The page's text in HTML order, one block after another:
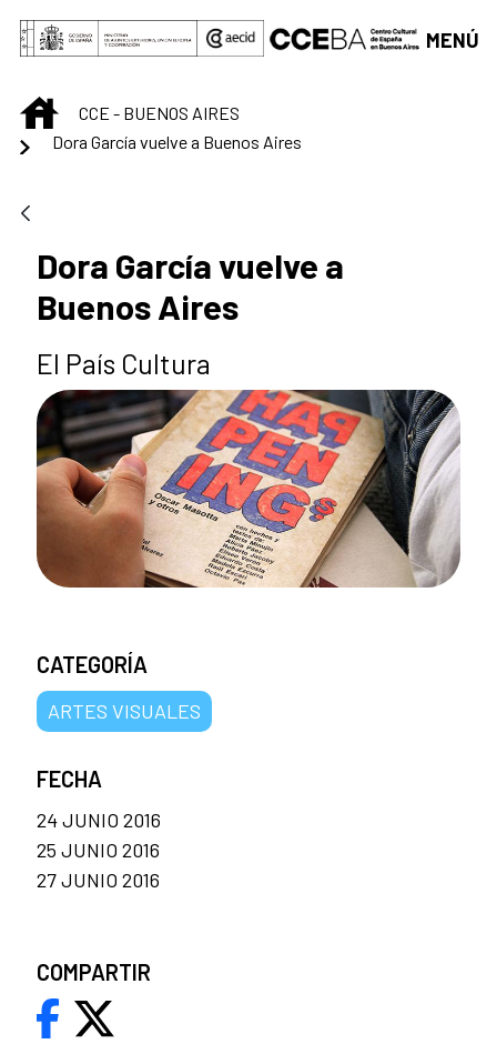
Saltar al contenido principal
MENÚ
INICIOCCE - BUENOS AIRES
Dora García vuelve a Buenos Aires
Dora García vuelve a
Buenos Aires
El País Cultura
CATEGORÍA
ARTES VISUALES
FECHA
24 JUNIO 2016
25 JUNIO 2016
27 JUNIO 2016
COMPARTIR